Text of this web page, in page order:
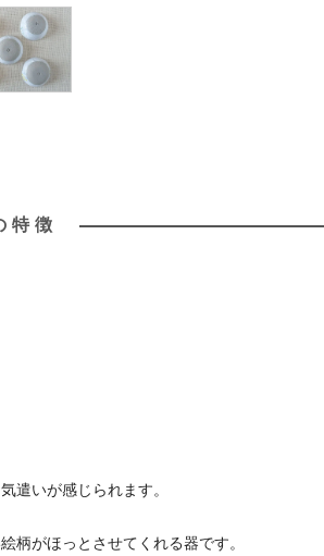
特徴
遣いが感じられます。
柄がほっとさせてくれる器です。